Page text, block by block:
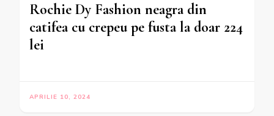
Rochie Dy Fashion neagra din
catifea cu crepeu pe fusta la doar 224
lei
APRILIE 10, 2024